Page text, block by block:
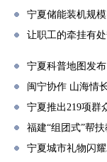
宁夏储能装机规
让职工的牵挂有
宁夏科普地图发布
闽宁协作 山海情
宁夏推出219项群
福建“组团式”帮
宁夏城市礼物闪